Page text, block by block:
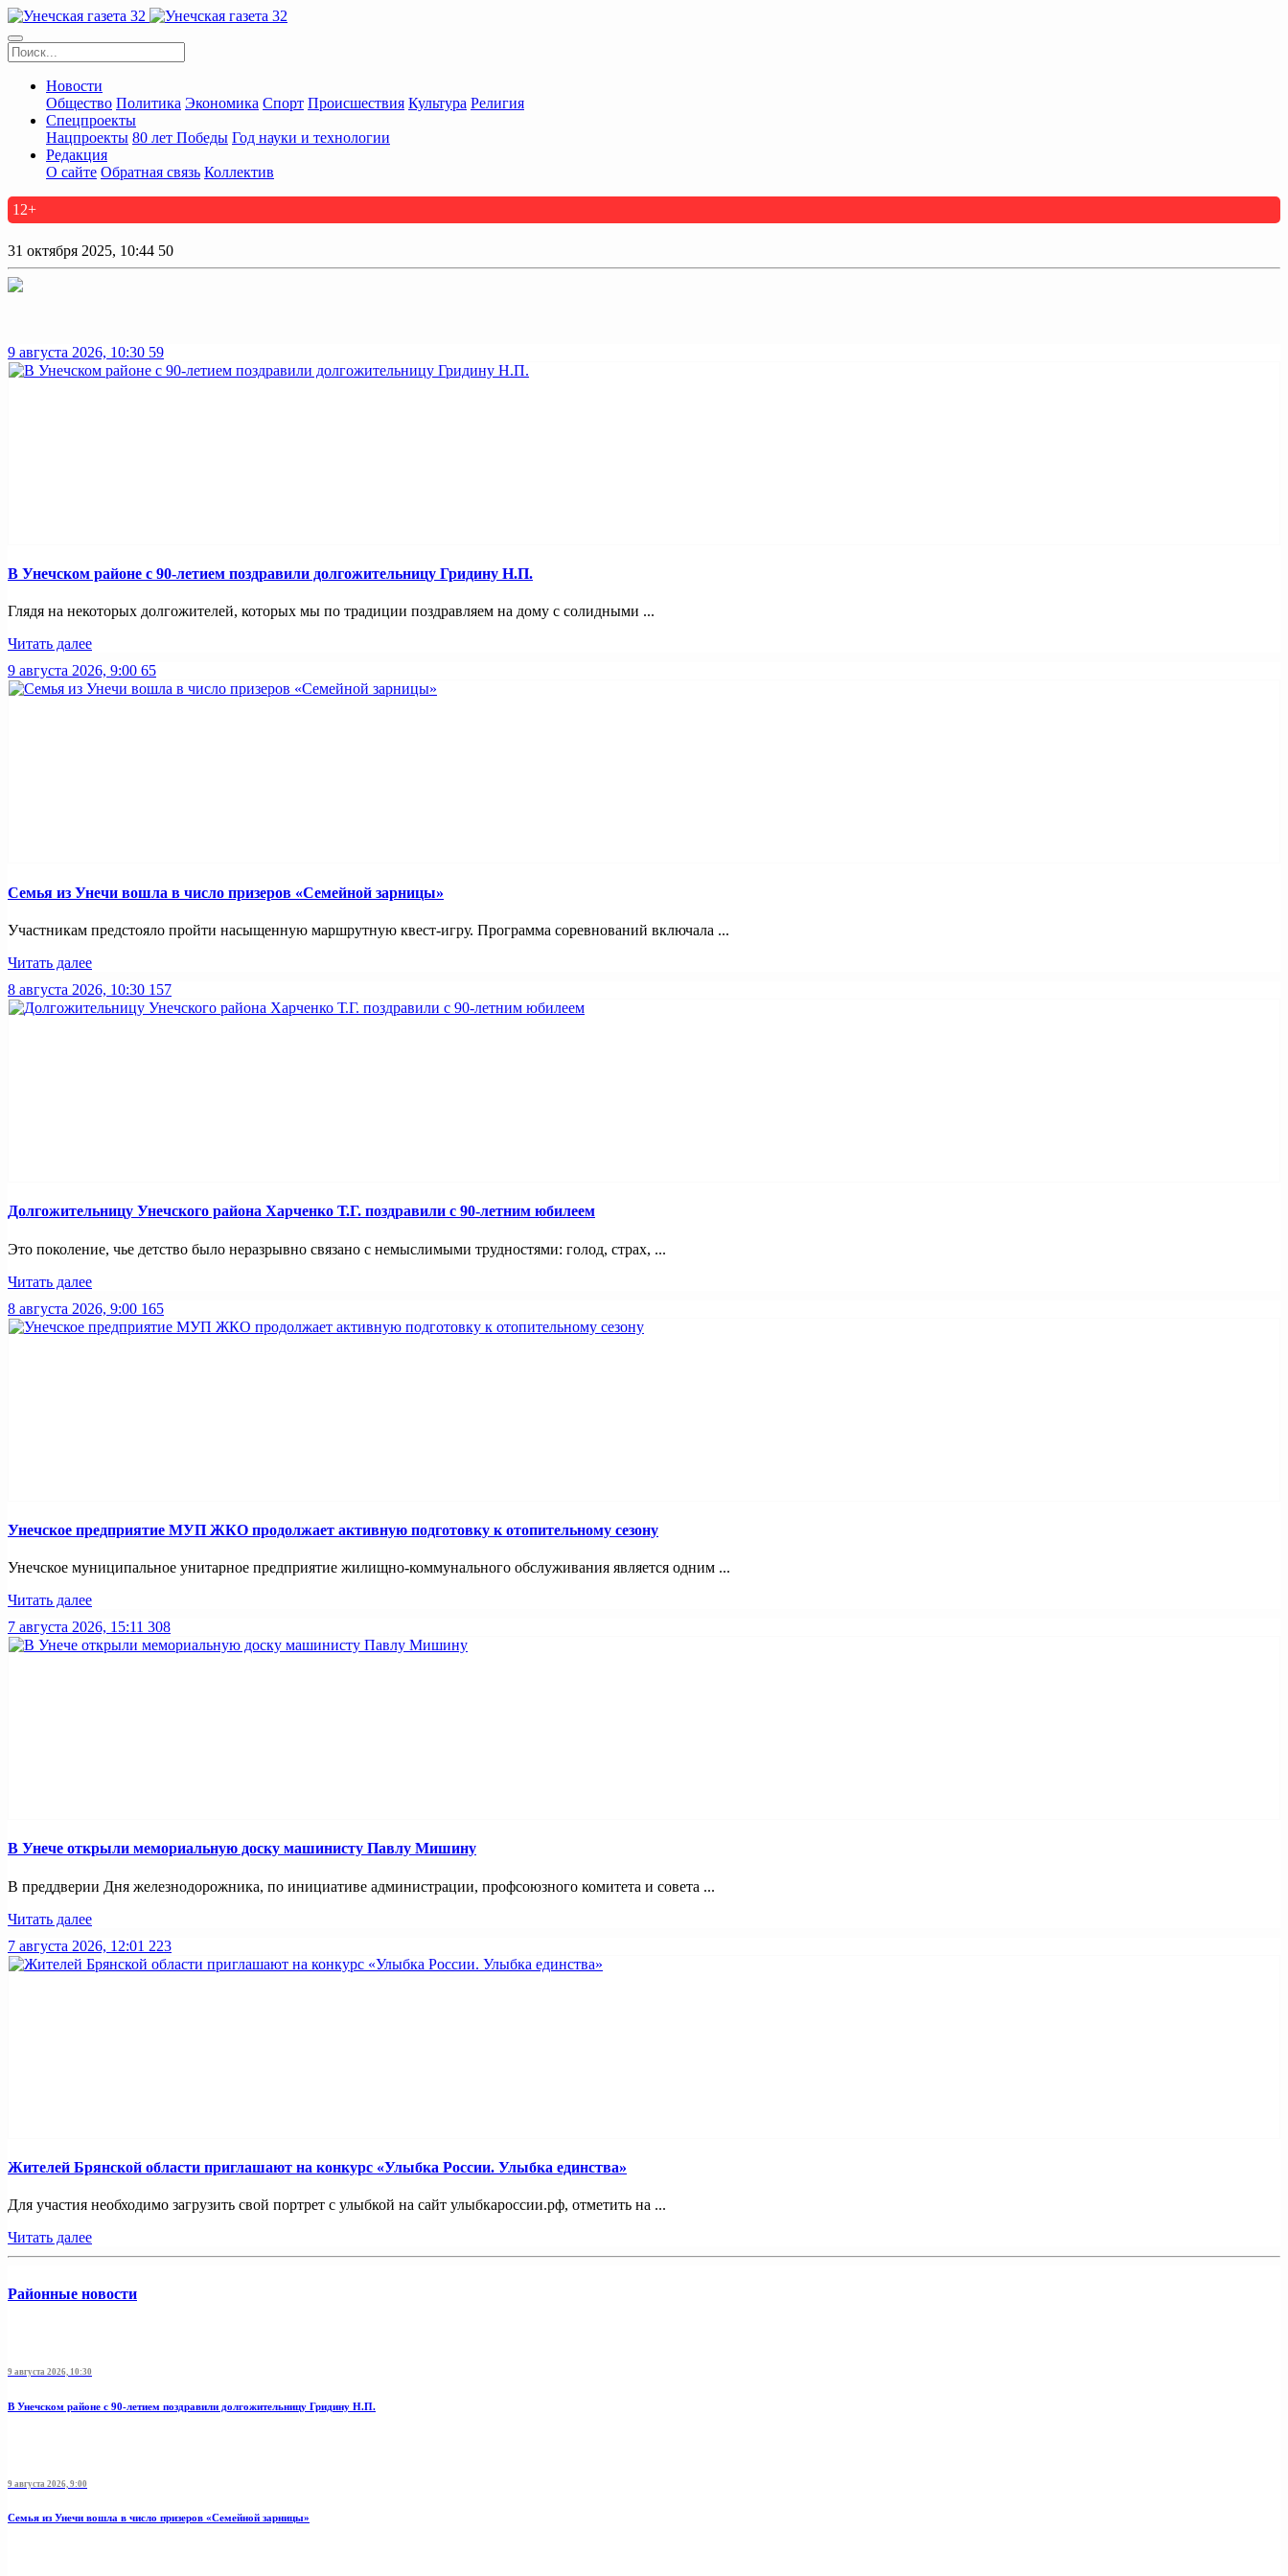
Новости
Общество Политика Экономика Спорт Происшествия Культура Религия
Спецпроекты
Нацпроекты 80 лет Победы Год науки и технологии
Редакция
О сайте Обратная связь Коллектив
12+
31 октября 2025, 10:44 50
9 августа 2026, 10:30 59
В Унечском районе с 90-летием поздравили долгожительницу Гридину Н.П.
Глядя на некоторых долгожителей, которых мы по традиции поздравляем на дому с солидными ...
Читать далее
9 августа 2026, 9:00 65
Семья из Унечи вошла в число призеров «Семейной зарницы»
Участникам предстояло пройти насыщенную маршрутную квест-игру. Программа соревнований включала ...
Читать далее
8 августа 2026, 10:30 157
Долгожительницу Унечского района Харченко Т.Г. поздравили с 90-летним юбилеем
Это поколение, чье детство было неразрывно связано с немыслимыми трудностями: голод, страх, ...
Читать далее
8 августа 2026, 9:00 165
Унечское предприятие МУП ЖКО продолжает активную подготовку к отопительному сезону
Унечское муниципальное унитарное предприятие жилищно-коммунального обслуживания является одним ...
Читать далее
7 августа 2026, 15:11 308
В Унече открыли мемориальную доску машинисту Павлу Мишину
В преддверии Дня железнодорожника, по инициативе администрации, профсоюзного комитета и совета ...
Читать далее
7 августа 2026, 12:01 223
Жителей Брянской области приглашают на конкурс «Улыбка России. Улыбка единства»
Для участия необходимо загрузить свой портрет с улыбкой на сайт улыбкароссии.рф, отметить на ...
Читать далее
Районные новости
9 августа 2026, 10:30
В Унечском районе с 90-летием поздравили долгожительницу Гридину Н.П.
9 августа 2026, 9:00
Семья из Унечи вошла в число призеров «Семейной зарницы»